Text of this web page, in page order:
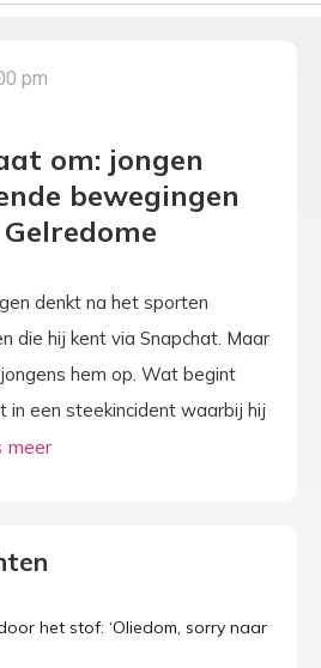
pm
om: jongen
bewegingen
denkt na het sporten
die hij kent via Snapchat. Maar
hem op. Wat begint
in een steekincident waarbij hij
het stof: ‘Oliedom, sorry naar